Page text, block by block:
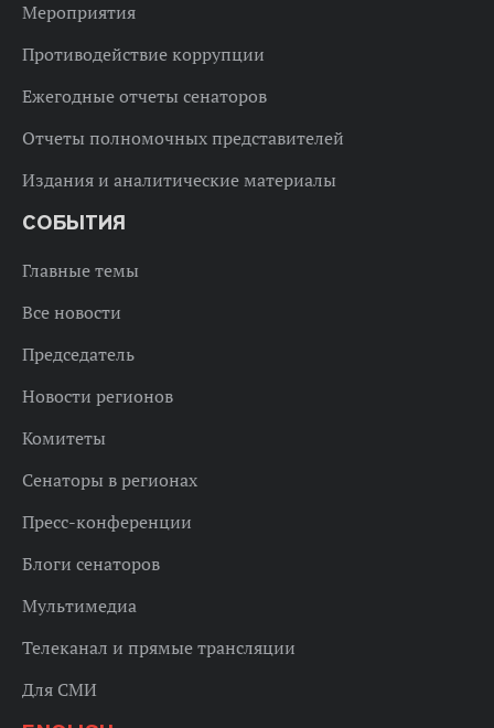
Мероприятия
Противодействие коррупции
Ежегодные отчеты сенаторов
Отчеты полномочных представителей
Издания и аналитические материалы
СОБЫТИЯ
Главные темы
Все новости
Председатель
Новости регионов
Комитеты
Сенаторы в регионах
Пресс-конференции
Блоги сенаторов
Мультимедиа
Телеканал и прямые трансляции
Для СМИ